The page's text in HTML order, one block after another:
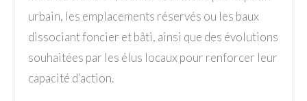
urbain, les emplacements réservés ou les baux
dissociant foncier et bâti, ainsi que des évolutions
souhaitées par les élus locaux pour renforcer leur
capacité d’action.